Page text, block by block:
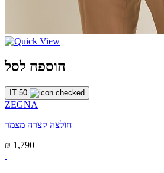
הוספה לסל
IT 50
ZEGNA
חולצה קצרה מצמר
₪ 1,790